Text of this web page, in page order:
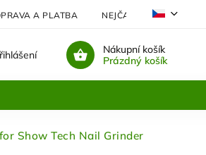
A PLATBA NEJČASTĚJI KLADENÉ
Nákupní košík
Prázdný košík
Show Tech Nail Grinder